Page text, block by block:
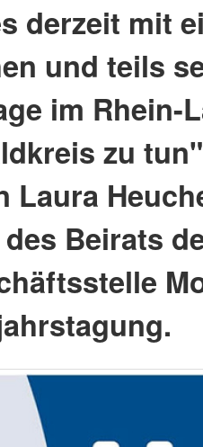
derzeit mit
und teils
im Rhein-
zu
Laura
Beirats